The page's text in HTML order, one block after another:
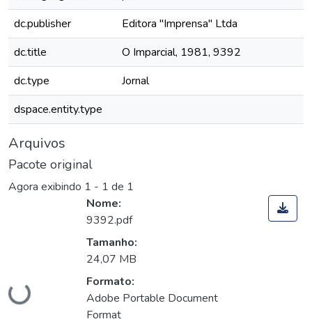
dc.publisher
Editora "Imprensa" Ltda
dc.title
O Imparcial, 1981, 9392
dc.type
Jornal
dspace.entity.type
Arquivos
Pacote original
Agora exibindo 1 - 1 de 1
Carregando...
Nome:
9392.pdf
Tamanho:
24,07 MB
Formato:
Adobe Portable Document
Format